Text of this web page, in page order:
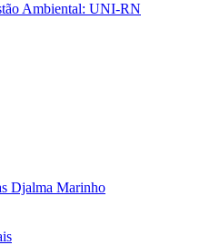
Ambiental: UNI-RN
Djalma Marinho